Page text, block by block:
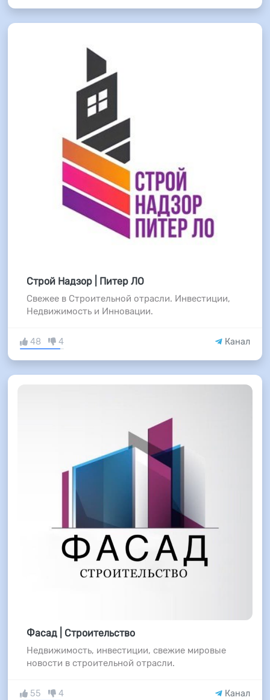
Строй Надзор | Питер ЛО
Свежее в Строительной отрасли. Инвестиции,
Недвижимость и Инновации.
48 4 Канал
Фасад | Строительство
Недвижимость, инвестиции, свежие мировые
новости в строительной отрасли.
55 4 Канал